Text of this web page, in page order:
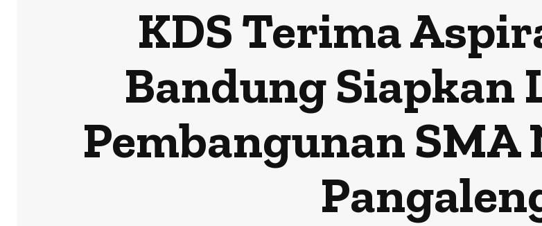
KDS Terima
Bandung Siapkan
Pembangunan SMA